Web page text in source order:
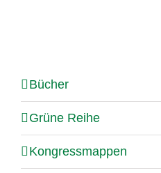
Bücher
Grüne Reihe
Kongressmappen